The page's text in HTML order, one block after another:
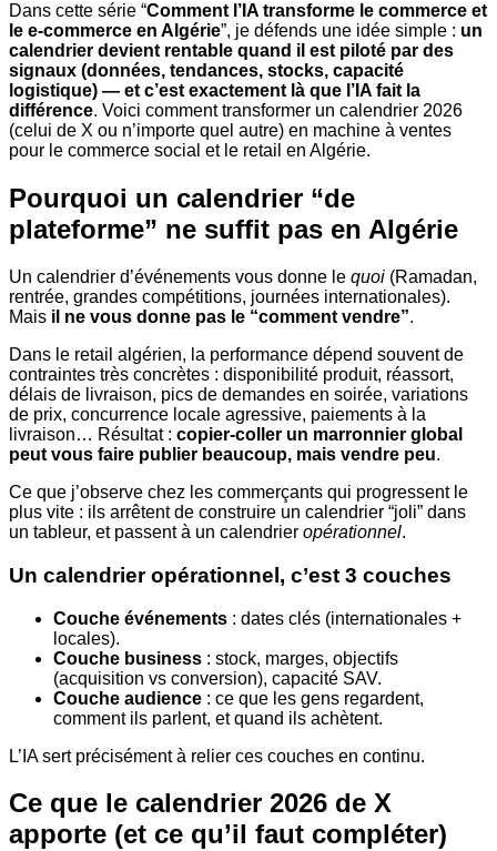
Dans cette série “Comment l’IA transforme le commerce et
le e-commerce en Algérie”, je défends une idée simple : un
calendrier devient rentable quand il est piloté par des
signaux (données, tendances, stocks, capacité
logistique) — et c’est exactement là que l’IA fait la
différence. Voici comment transformer un calendrier 2026
(celui de X ou n’importe quel autre) en machine à ventes
pour le commerce social et le retail en Algérie.
Pourquoi un calendrier “de
plateforme” ne suffit pas en Algérie
Un calendrier d’événements vous donne le quoi (Ramadan,
rentrée, grandes compétitions, journées internationales).
Mais il ne vous donne pas le “comment vendre”.
Dans le retail algérien, la performance dépend souvent de
contraintes très concrètes : disponibilité produit, réassort,
délais de livraison, pics de demandes en soirée, variations
de prix, concurrence locale agressive, paiements à la
livraison… Résultat : copier-coller un marronnier global
peut vous faire publier beaucoup, mais vendre peu.
Ce que j’observe chez les commerçants qui progressent le
plus vite : ils arrêtent de construire un calendrier “joli” dans
un tableur, et passent à un calendrier opérationnel.
Un calendrier opérationnel, c’est 3 couches
Couche événements : dates clés (internationales +
locales).
Couche business : stock, marges, objectifs
(acquisition vs conversion), capacité SAV.
Couche audience : ce que les gens regardent,
comment ils parlent, et quand ils achètent.
L’IA sert précisément à relier ces couches en continu.
Ce que le calendrier 2026 de X
apporte (et ce qu’il faut compléter)